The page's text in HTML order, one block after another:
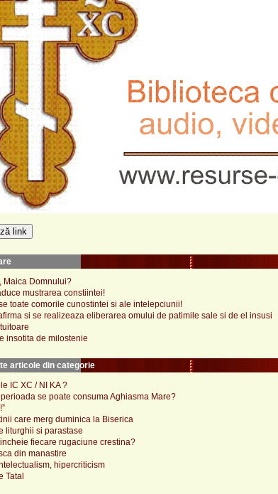
link
Maica Domnului?
mustrarea constiintei!
toate comorile cunostintei si ale intelepciunii!
si se realizeaza eliberarea omului de patimile sale si de el insusi
insotita de milostenie
articole din categorie
IC XC / NI KA ?
se poate consuma Aghiasma Mare?
care merg duminica la Biserica
liturghii si parastase
fiecare rugaciune crestina?
din manastire
hipercriticism
Tatal